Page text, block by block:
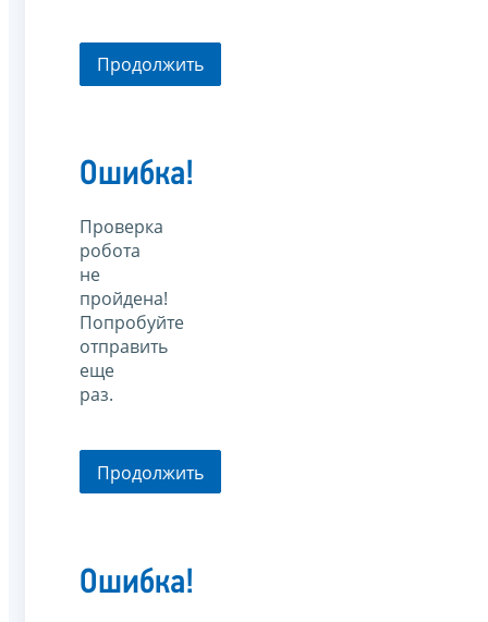
Продолжить
Ошибка!
Проверка
робота
не
пройдена!
Попробуйте
отправить
еще
раз.
Продолжить
Ошибка!